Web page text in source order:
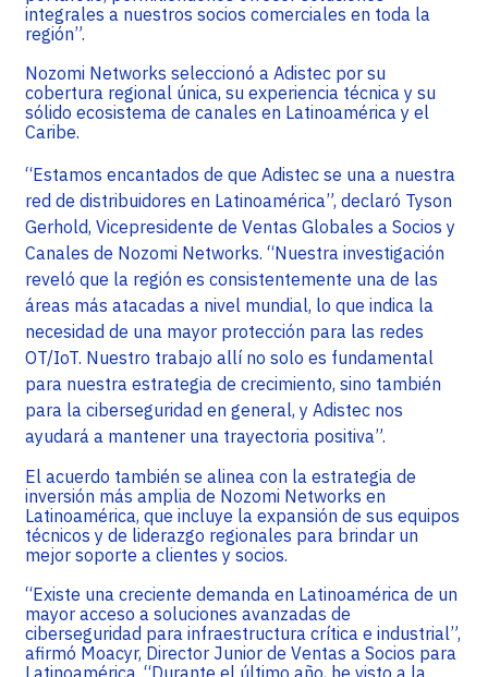
integrales a nuestros socios comerciales en toda la
región”.
Nozomi Networks seleccionó a Adistec por su
cobertura regional única, su experiencia técnica y su
sólido ecosistema de canales en Latinoamérica y el
Caribe.
“Estamos encantados de que Adistec se una a nuestra
red de distribuidores en Latinoamérica”, declaró Tyson
Gerhold, Vicepresidente de Ventas Globales a Socios y
Canales de Nozomi Networks. “Nuestra investigación
reveló que la región es consistentemente una de las
áreas más atacadas a nivel mundial, lo que indica la
necesidad de una mayor protección para las redes
OT/IoT. Nuestro trabajo allí no solo es fundamental
para nuestra estrategia de crecimiento, sino también
para la ciberseguridad en general, y Adistec nos
ayudará a mantener una trayectoria positiva”.
El acuerdo también se alinea con la estrategia de
inversión más amplia de Nozomi Networks en
Latinoamérica, que incluye la expansión de sus equipos
técnicos y de liderazgo regionales para brindar un
mejor soporte a clientes y socios.
“Existe una creciente demanda en Latinoamérica de un
mayor acceso a soluciones avanzadas de
ciberseguridad para infraestructura crítica e industrial”,
afirmó Moacyr, Director Junior de Ventas a Socios para
Latinoamérica. “Durante el último año, he visto a la